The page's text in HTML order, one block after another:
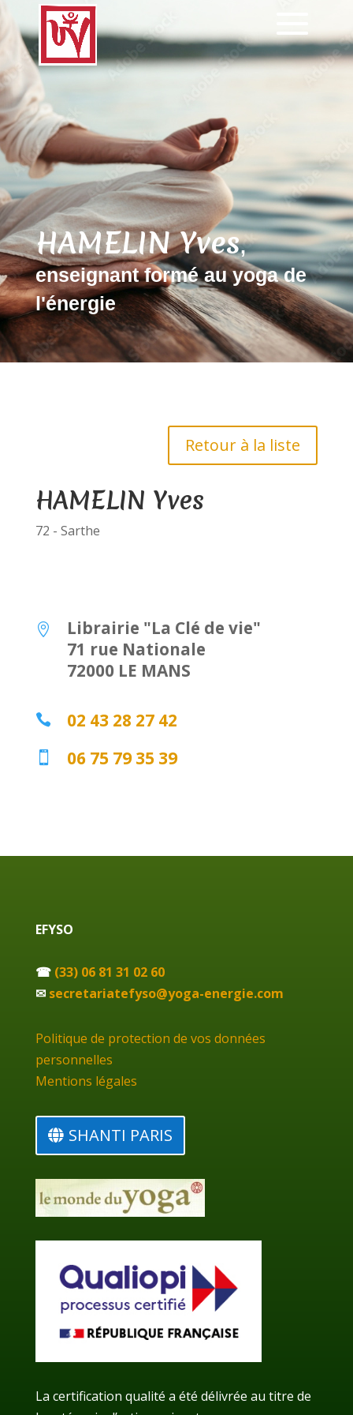
HAMELIN Yves,
enseignant formé au yoga de
l'énergie
Retour à la liste
HAMELIN Yves
72 - Sarthe

Librairie "La Clé de vie"
71 rue Nationale
72000 LE MANS
 02 43 28 27 42
 06 75 79 35 39
EFYSO
☎ (33) 06 81 31 02 60
✉ secretariatefyso@yoga-energie.com
Politique de protection de vos données
personnelles
Mentions légales
SHANTI PARIS
La certification qualité a été délivrée au titre de